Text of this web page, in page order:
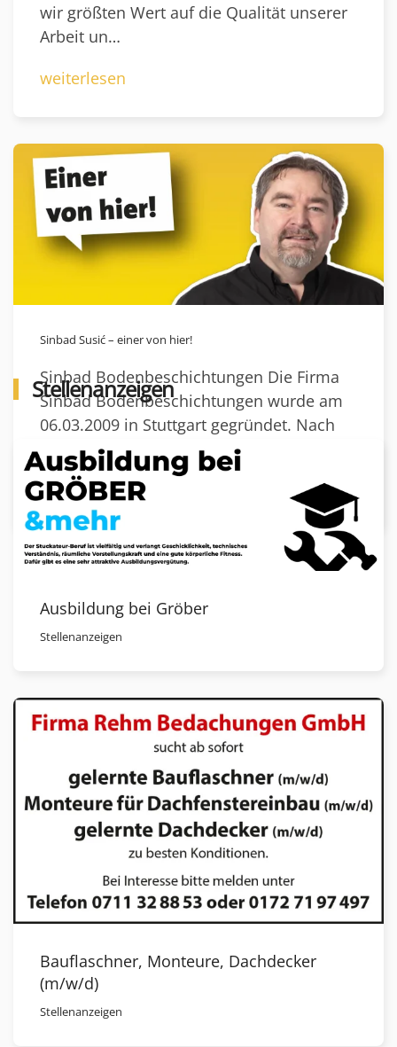
wir größten Wert auf die Qualität unserer
Arbeit un…
weiterlesen
Sinbad Susić – einer von hier!
Sinbad Bodenbeschichtungen Die Firma
Sinbad Bodenbeschichtungen wurde am
06.03.2009 in Stuttgart gegründet. Nach
meine…
weiterlesen
Stellenanzeigen
Ausbildung bei Gröber
Stellenanzeigen
Bauflaschner, Monteure, Dachdecker
(m/w/d)
Stellenanzeigen